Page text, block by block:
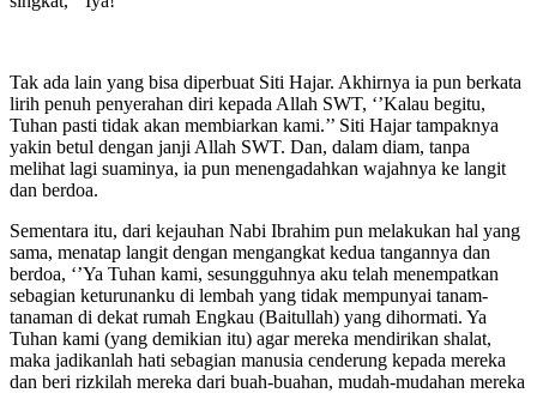
Tak ada lain yang bisa diperbuat Siti Hajar. Akhirnya ia pun berkata
lirih penuh penyerahan diri kepada Allah SWT, ‘’Kalau begitu,
Tuhan pasti tidak akan membiarkan kami.’’ Siti Hajar tampaknya
yakin betul dengan janji Allah SWT. Dan, dalam diam, tanpa
melihat lagi suaminya, ia pun menengadahkan wajahnya ke langit
dan berdoa.
Sementara itu, dari kejauhan Nabi Ibrahim pun melakukan hal yang
sama, menatap langit dengan mengangkat kedua tangannya dan
berdoa, ‘’Ya Tuhan kami, sesungguhnya aku telah menempatkan
sebagian keturunanku di lembah yang tidak mempunyai tanam-
tanaman di dekat rumah Engkau (Baitullah) yang dihormati. Ya
Tuhan kami (yang demikian itu) agar mereka mendirikan shalat,
maka jadikanlah hati sebagian manusia cenderung kepada mereka
dan beri rizkilah mereka dari buah-buahan, mudah-mudahan mereka